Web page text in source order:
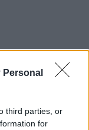
Personal
third parties, or
for